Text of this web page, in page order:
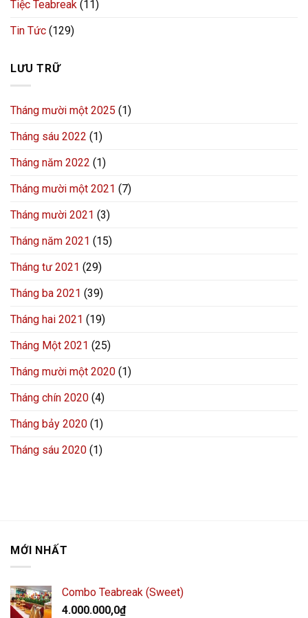
Tiệc Teabreak (11)
Tin Tức (129)
LƯU TRỮ
Tháng mười một 2025 (1)
Tháng sáu 2022 (1)
Tháng năm 2022 (1)
Tháng mười một 2021 (7)
Tháng mười 2021 (3)
Tháng năm 2021 (15)
Tháng tư 2021 (29)
Tháng ba 2021 (39)
Tháng hai 2021 (19)
Tháng Một 2021 (25)
Tháng mười một 2020 (1)
Tháng chín 2020 (4)
Tháng bảy 2020 (1)
Tháng sáu 2020 (1)
MỚI NHẤT
Combo Teabreak (Sweet)
4.000.000,0₫